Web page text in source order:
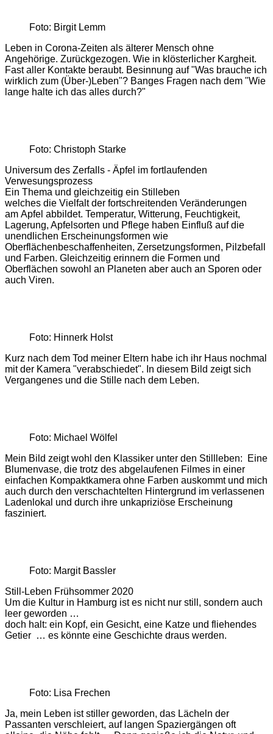
Foto: Birgit Lemm
Leben in Corona-Zeiten als älterer Mensch ohne
Angehörige. Zurückgezogen. Wie in klösterlicher Kargheit.
Fast aller Kontakte beraubt. Besinnung auf "Was brauche ich
wirklich zum (Über-)Leben"? Banges Fragen nach dem "Wie
lange halte ich das alles durch?"
Foto: Christoph Starke
Universum des Zerfalls - Äpfel im fortlaufenden
Verwesungsprozess
Ein Thema und gleichzeitig ein Stilleben
welches die Vielfalt der fortschreitenden Veränderungen
am Apfel abbildet. Temperatur, Witterung, Feuchtigkeit,
Lagerung, Apfelsorten und Pflege haben Einfluß auf die
unendlichen Erscheinungsformen wie
Oberflächenbeschaffenheiten, Zersetzungsformen, Pilzbefall
und Farben. Gleichzeitig erinnern die Formen und
Oberflächen sowohl an Planeten aber auch an Sporen oder
auch Viren.
Foto: Hinnerk Holst
Kurz nach dem Tod meiner Eltern habe ich ihr Haus nochmal
mit der Kamera "verabschiedet". In diesem Bild zeigt sich
Vergangenes und die Stille nach dem Leben.
Foto: Michael Wölfel
Mein Bild zeigt wohl den Klassiker unter den Stillleben: Eine
Blumenvase, die trotz des abgelaufenen Filmes in einer
einfachen Kompaktkamera ohne Farben auskommt und mich
auch durch den verschachtelten Hintergrund im verlassenen
Ladenlokal und durch ihre unkapriziöse Erscheinung
fasziniert.
Foto: Margit Bassler
Still-Leben Frühsommer 2020
Um die Kultur in Hamburg ist es nicht nur still, sondern auch
leer geworden …
doch halt: ein Kopf, ein Gesicht, eine Katze und fliehendes
Getier … es könnte eine Geschichte draus werden.
Foto: Lisa Frechen
Ja, mein Leben ist stiller geworden, das Lächeln der
Passanten verschleiert, auf langen Spaziergängen oft